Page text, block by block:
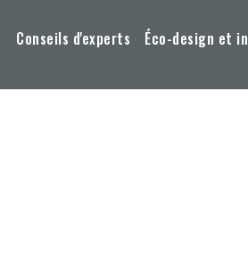
Conseils d'experts Éco-design et